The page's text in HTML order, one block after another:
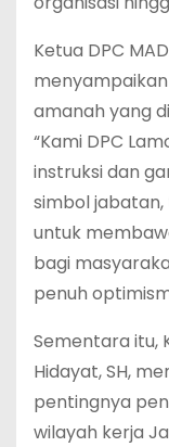
Ketua DPC
amanah yang
“Kami DPC
instruksi dan
simbol
untuk
bagi
penuh
Sementara itu,
Hidayat, SH,
pentingnya
wilayah kerja